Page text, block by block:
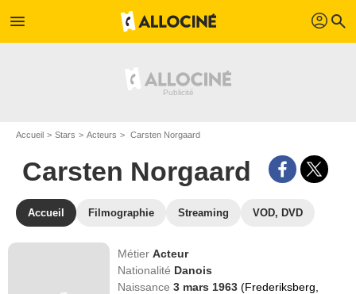
menu profil search
Accueil Stars Acteurs Carsten Norgaard
Carsten Norgaard
Accueil Filmographie Streaming VOD, DVD
MétierActeur
Nationalité Danois
Naissance3 mars 1963(Frederiksberg,